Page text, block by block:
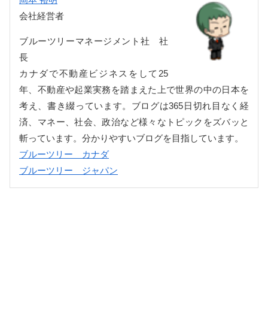
会社経営者
ブルーツリーマネージメント社 社
長
カナダで不動産ビジネスをして25
年、不動産や起業実務を踏まえた上で世界の中の日本を
考え、書き綴っています。ブログは365日切れ目なく経
済、マネー、社会、政治など様々なトピックをズバッと
斬っています。分かりやすいブログを目指しています。
ブルーツリー カナダ
ブルーツリー ジャパン